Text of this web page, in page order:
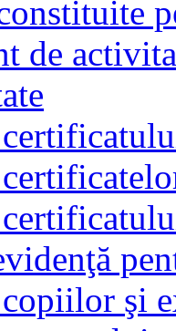
de
şi